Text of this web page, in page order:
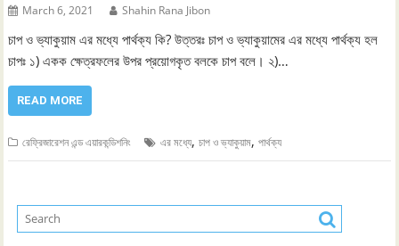
March 6, 2021 Shahin Rana Jibon
চাপ ও ভ্যাকুয়াম এর মধ্যে পার্থক্য কি? উত্তরঃ চাপ ও ভ্যাকুয়ামের এর মধ্যে পার্থক্য হল
চাপঃ ১) একক ক্ষেত্রফলের উপর প্রয়োগকৃত বলকে চাপ বলে। ২)…
READ MORE
রেফ্রিজারেশন এন্ড এয়ারকন্ডিশনিং এর মধ্যে,চাপ ও ভ্যাকুয়াম,পার্থক্য